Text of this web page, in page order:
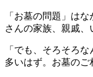
「お墓の問題」は
さんの家族、親戚、
「でも、そろそろ
多いはず。お墓のご